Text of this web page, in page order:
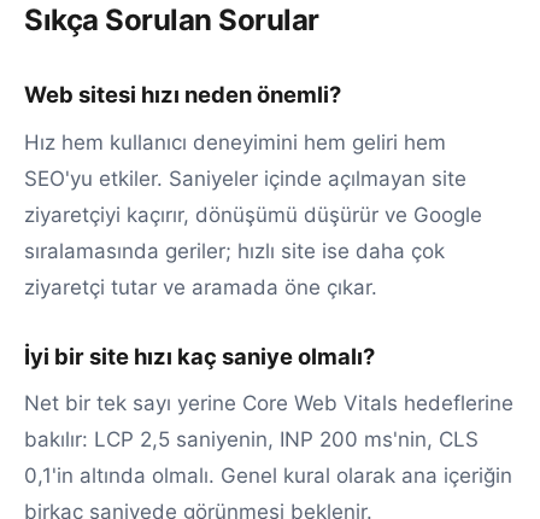
Sıkça Sorulan Sorular
Web sitesi hızı neden önemli?
Hız hem kullanıcı deneyimini hem geliri hem
SEO'yu etkiler. Saniyeler içinde açılmayan site
ziyaretçiyi kaçırır, dönüşümü düşürür ve Google
sıralamasında geriler; hızlı site ise daha çok
ziyaretçi tutar ve aramada öne çıkar.
İyi bir site hızı kaç saniye olmalı?
Net bir tek sayı yerine Core Web Vitals hedeflerine
bakılır: LCP 2,5 saniyenin, INP 200 ms'nin, CLS
0,1'in altında olmalı. Genel kural olarak ana içeriğin
birkaç saniyede görünmesi beklenir.